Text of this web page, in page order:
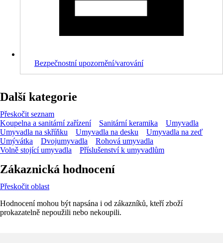
Bezpečnostní upozornění/varování
Další kategorie
Přeskočit seznam
Koupelna a sanitární zařízení
Sanitární keramika
Umyvadla
Umyvadla na skříňku
Umyvadla na desku
Umyvadla na zeď
Umývátka
Dvojumyvadla
Rohová umyvadla
Volně stojící umyvadla
Příslušenství k umyvadlům
Zákaznická hodnocení
Přeskočit oblast
Hodnocení mohou být napsána i od zákazníků, kteří zboží
prokazatelně nepoužili nebo nekoupili.